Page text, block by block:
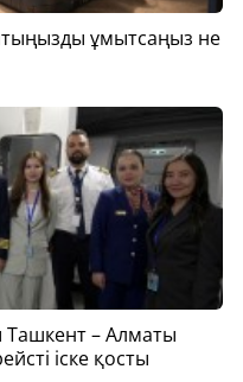
ұмытсаңыз не
Ташкент – Алматы
іске қосты